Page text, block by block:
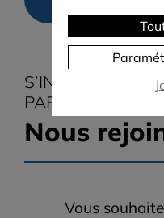
S’INFORMER,
PARTAGER
Nous
Vous